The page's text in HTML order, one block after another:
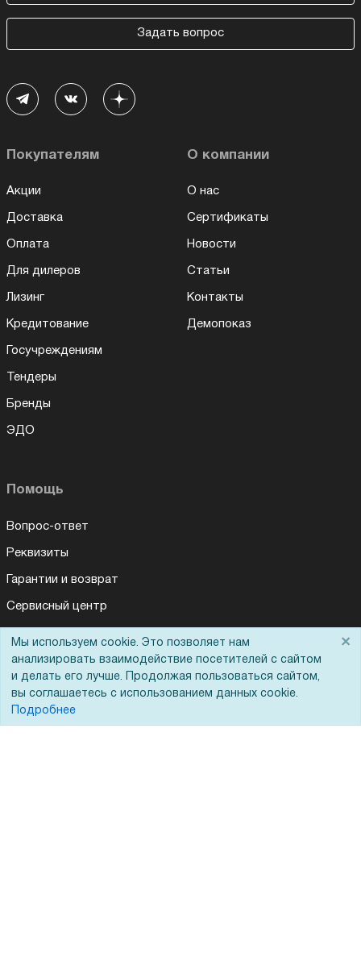
Задать вопрос
Покупателям
Акции
Доставка
Оплата
Для дилеров
Лизинг
Кредитование
Госучреждениям
Тендеры
Бренды
ЭДО
О компании
О нас
Сертификаты
Новости
Статьи
Контакты
Демопоказ
Помощь
Вопрос-ответ
Реквизиты
Гарантии и возврат
Сервисный центр
Обратная связь
Для Таможенного союза
Мы используем cookie. Это позволяет нам
анализировать взаимодействие посетителей с сайтом
и делать его лучше. Продолжая пользоваться сайтом,
вы соглашаетесь с использованием данных cookie.
Подробнее
×